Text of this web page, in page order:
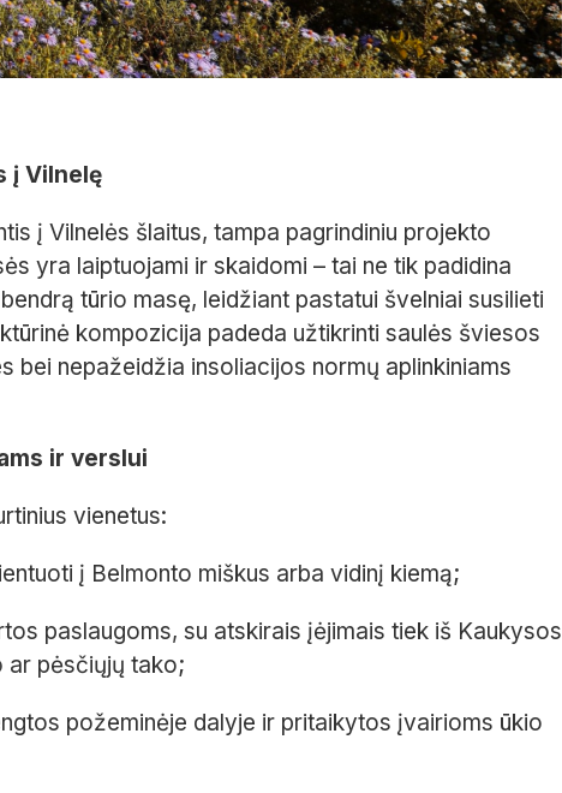
į Vilnelę
į Vilnelės šlaitus, tampa pagrindiniu projekto
yra laiptuojami ir skaidomi – tai ne tik padidina
tūrio masę, leidžiant pastatui švelniai susilieti
kompozicija padeda užtikrinti saulės šviesos
bei nepažeidžia insoliacijos normų aplinkiniams
ir verslui
vienetus:
į Belmonto miškus arba vidinį kiemą;
paslaugoms, su atskirais įėjimais tiek iš Kaukysos
ar pėsčiųjų tako;
požeminėje dalyje ir pritaikytos įvairioms ūkio